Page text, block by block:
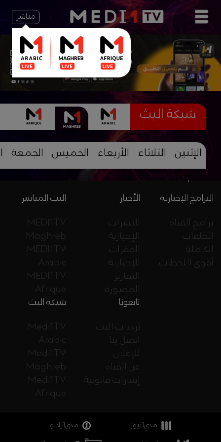
مباشر
شبكة البث
الإثنين الثلاثاء الأربعاء الخميس الجمعة
البث المباشر
MEDI1TV
Maghreb
MEDI1TV
Arabic
MEDI1TV
Afrique
الأخبار
النشرات
الإخبارية
الفقرات
الإخبارية
التقارير
المصورة
البرامج الإخبارية
برامج القناة
الحلقات
الكاملة
أقوى اللحظات
شبكة البث
Medi1TV
Arabic
Medi1TV
Maghreb
Medi1TV
Afrique
تابعونا
ترددات البث
اتصل بنا
للإعلان
عن القناة
إشارات قانونية
مدي1نيوز
مدي1راديو